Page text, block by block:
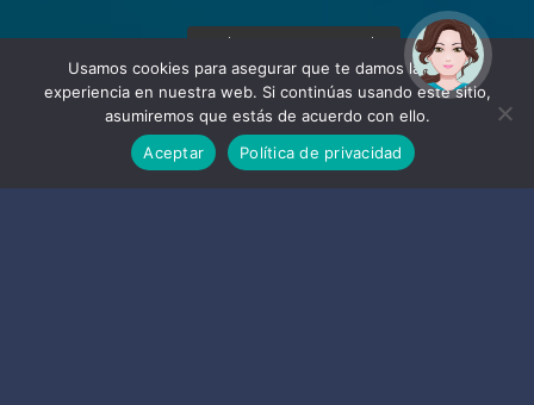
Usamos cookies para asegurar que te damos la mejor
experiencia en nuestra web. Si continúas usando este sitio,
asumiremos que estás de acuerdo con ello.
Aceptar
Política de privacidad
¡Hola! Soy Noy. ¿Puedo
ayudarte?